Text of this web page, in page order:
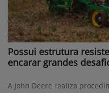
Possui estrutura
encarar grandes
A John Deere realiza